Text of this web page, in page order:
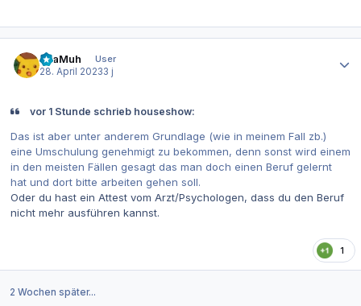
MiaMuh
User
28. April 20233 j
vor 1 Stunde schrieb houseshow:
Das ist aber unter anderem Grundlage (wie in meinem Fall zb.)
eine Umschulung genehmigt zu bekommen, denn sonst wird einem
in den meisten Fällen gesagt das man doch einen Beruf gelernt
hat und dort bitte arbeiten gehen soll.
Oder du hast ein Attest vom Arzt/Psychologen, dass du den Beruf
nicht mehr ausführen kannst.
1
2 Wochen später...